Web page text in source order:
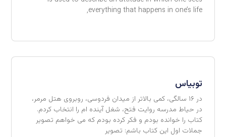
everything that happens in one’s life,
توبیاس
در ۱۶ سالگی، کمی بالاتر از میدان فردوسی، روبروی هتل مرمر،
در حیاط مدرسه روایت فتح، شغل آینده ام را انتخاب کردم.
کتاب را خوانده بودم و فکر کرده بودم که می خواهم تصویر
جملات اول این کتاب باشم: تصویر